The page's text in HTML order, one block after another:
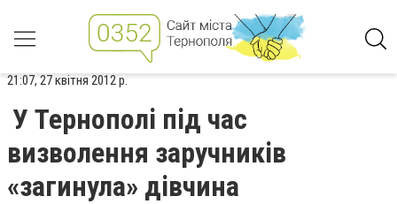
21:07, 27 квітня 2012 р.
У Тернополі під час
визволення заручників
«загинула» дівчина